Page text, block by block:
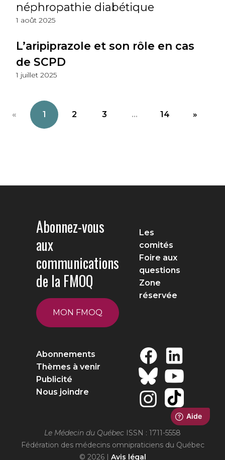
néphropathie diabétique
1 août 2025
L’aripiprazole et son rôle en cas
de SCPD
1 juillet 2025
« 1 2 3 ... 14 »
Abonnez-vous
aux
communications
de la FMOQ
MON FMOQ
Les
comités
Foire aux
questions
Zone
réservée
Abonnements
Thèmes à venir
Publicité
Nous joindre
Le Médecin du Québec ISSN : 1711-5558
Fédération des médecins omnipraticiens du Québec
© 2026 | Avis légal